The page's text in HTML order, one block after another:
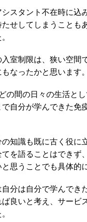
シスタント不在時に込
たせしてしまうことも
室制限は、狭い空間
なったかと思います。
の間の日々の生活と
で自分が学んできた免
の知識も既に古く役に
を語ることはできず
思うことでも具体的
分は自分で学んでき
ば良いと考え、サービ